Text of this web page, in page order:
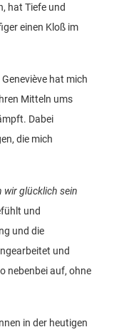
hat Tiefe und
einen Kloß im
hat mich
Mitteln ums
Dabei
die mich
wir glücklich sein
und
und die
und
nebenbei auf, ohne
in der heutigen